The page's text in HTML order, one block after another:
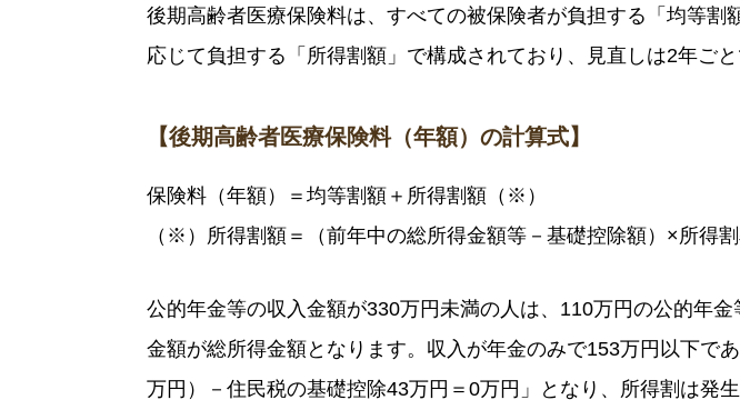
後期高齢者医療保険料は、すべての被保険者が負担する「均等割
応じて負担する「所得割額」で構成されており、見直しは2年ごと
【後期高齢者医療保険料（年額）の計算式】
保険料（年額）＝均等割額＋所得割額（※）
（※）所得割額＝（前年中の総所得金額等－基礎控除額）×所得
公的年金等の収入金額が330万円未満の人は、110万円の公的年
金額が総所得金額となります。収入が年金のみで153万円以下で
万円）－住民税の基礎控除43万円＝0万円」となり、所得割は発生